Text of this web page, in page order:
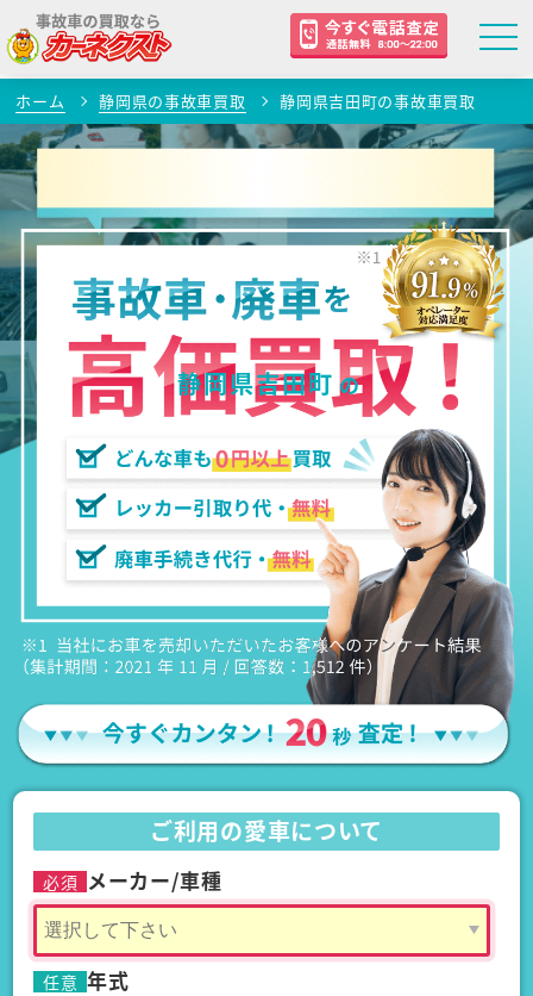
ホーム 静岡県の事故車買取 静岡県吉田町の事故車買取
静岡県吉田町 の
ご利用の愛車について
必須 メーカー/車種
任意 年式